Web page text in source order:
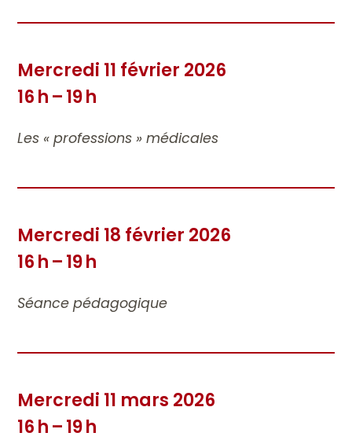
Mercredi 11 février 2026
16 h – 19 h
Les « professions » médicales
Mercredi 18 février 2026
16 h – 19 h
Séance pédagogique
Mercredi 11 mars 2026
16 h – 19 h